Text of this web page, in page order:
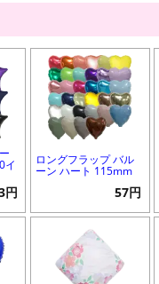
イ
円
ロングフラップ バル
ーン ハート 115mm
57円